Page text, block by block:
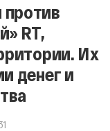
RT,
Их
денег и